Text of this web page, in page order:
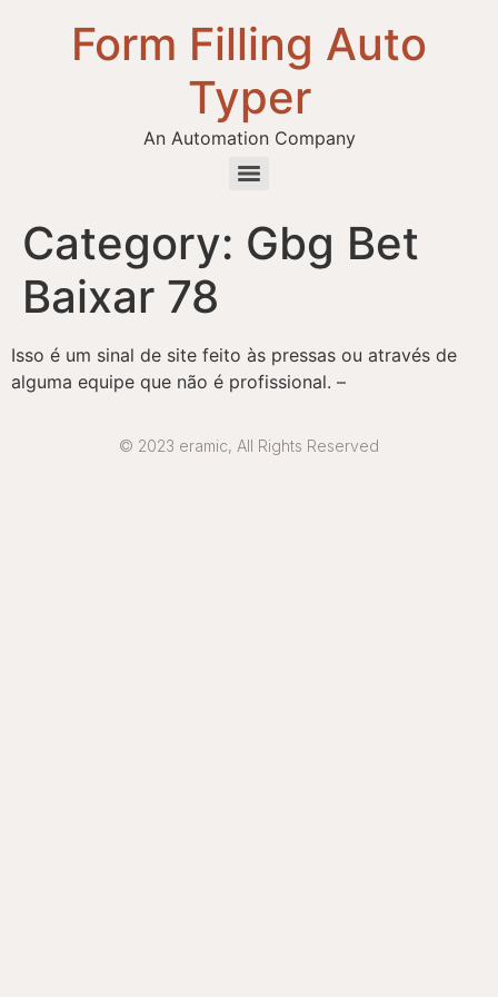
Form Filling Auto
Typer
An Automation Company
Category: Gbg Bet
Baixar 78
Isso é um sinal de site feito às pressas ou através de
alguma equipe que não é profissional. –
© 2023 eramic, All Rights Reserved